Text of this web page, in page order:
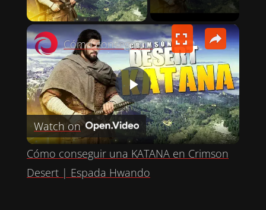
PLAY VIDEO
×
P
L
A
Cómo conseguir una KATANA en Crimson Desert | Espada Hwando
Watch on
Cómo conseguir una KATANA en Crimson
Desert | Espada Hwando